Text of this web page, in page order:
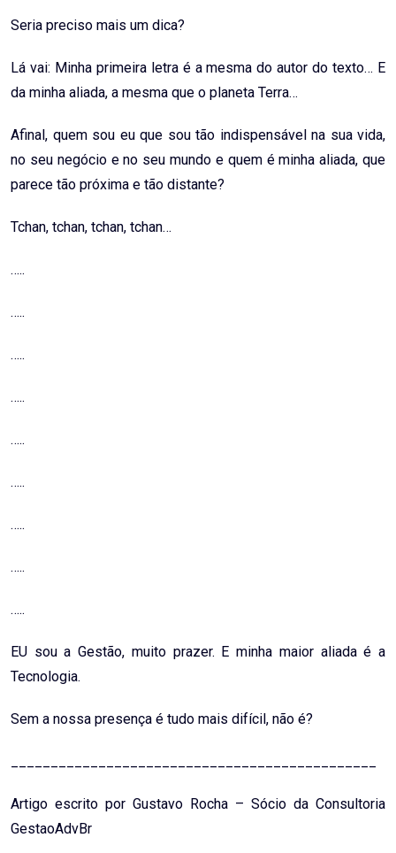
Seria preciso mais um dica?
Lá vai: Minha primeira letra é a mesma do autor do texto… E
da minha aliada, a mesma que o planeta Terra…
Afinal, quem sou eu que sou tão indispensável na sua vida,
no seu negócio e no seu mundo e quem é minha aliada, que
parece tão próxima e tão distante?
Tchan, tchan, tchan, tchan…
…..
…..
…..
…..
…..
…..
…..
…..
…..
EU sou a Gestão, muito prazer. E minha maior aliada é a
Tecnologia.
Sem a nossa presença é tudo mais difícil, não é?
Artigo escrito por Gustavo Rocha – Sócio da Consultoria
GestaoAdvBr